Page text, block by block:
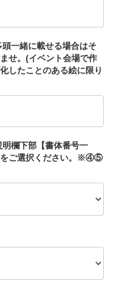
一緒に載せる場合はそ
せ。(イベント会場で作
したことのある絵に限り
欄下部【書体番号一
をご選択ください。※④⑤